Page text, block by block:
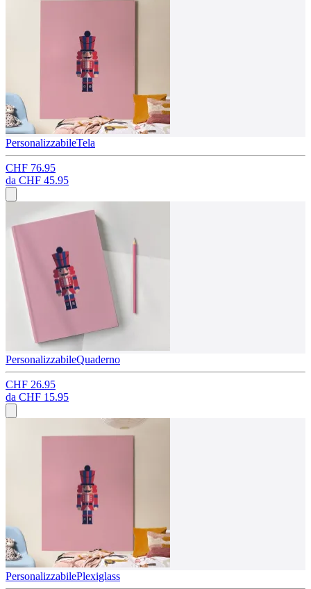
PersonalizzabileTela
CHF 76.95
da CHF 45.95
PersonalizzabileQuaderno
CHF 26.95
da CHF 15.95
PersonalizzabilePlexiglass